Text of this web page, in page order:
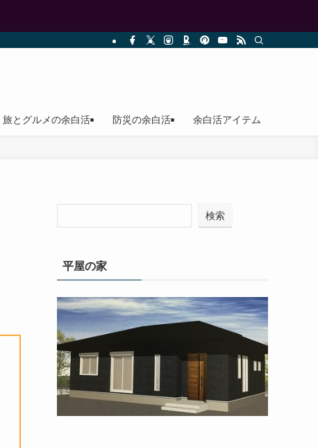
旅とグルメの余白活 防災の余白活 余白活アイテム
検索
平屋の家